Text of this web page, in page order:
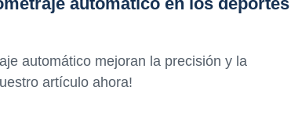
automático mejoran la precisión y la
artículo ahora!